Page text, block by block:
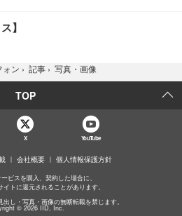
】
ォン › 記事 › 写真・画像
TOP
X YouTube
会社概要 個人情報保護方針
ビスを購入、契約した場合に、
トに還元されることがあります。
し・写真・画像の無断転載を禁じます。
© 2026 IID, Inc.